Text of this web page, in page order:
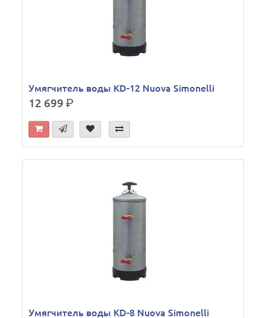
Умягчитель воды KD-12 Nuova Simonelli
12 699р.
Умягчитель воды KD-8 Nuova Simonelli